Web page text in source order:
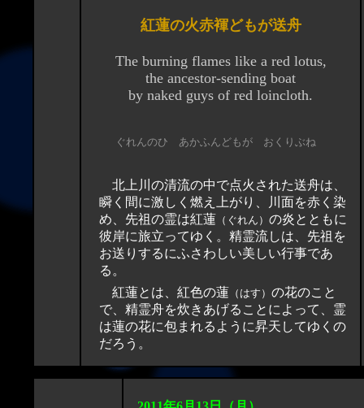
紅蓮の火赤褌どもが送舟
The burning flames like a red lotus,
the ancestor-sending boat
by naked guys of red loincloth.
ぐれんのひ あかふんどもが おくりぶね
北上川の清流の中で点火された送舟は、
瞬く間に激しく燃え上がり、川面を赤く染
め、先祖の霊は紅蓮 （ぐれん） の炎とともに
彼岸に旅立ってゆく。精霊流しは、先祖を
お送りするにふさわしい美しい行事であ
る。
紅蓮とは、紅色の蓮 （はす） の花のこと
で、精霊舟を炊きあげることによって、霊
は蓮の花に包まれるように昇天してゆくの
だろう。